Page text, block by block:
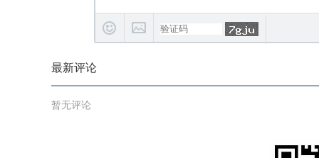
最新评论
暂无评论